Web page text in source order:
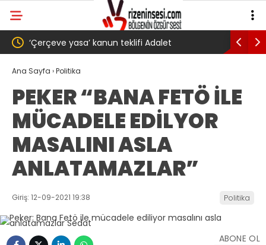
AKP’li Başkan Metin Genç’e Forma tepkisi çığ
gibi: Dilek Ilgın Ela adlı yurttaş ise ” Genç,
köyünde babasının toprağını satarak
Trabzonspor 6.661 forma almış” dedi
Ana Sayfa ›Politika
PEKER “BANA FETÖ İLE
MÜCADELE EDİLYOR
MASALINI ASLA
ANLATAMAZLAR”
Giriş: 12-09-2021 19:38 Politika
ABONE OL